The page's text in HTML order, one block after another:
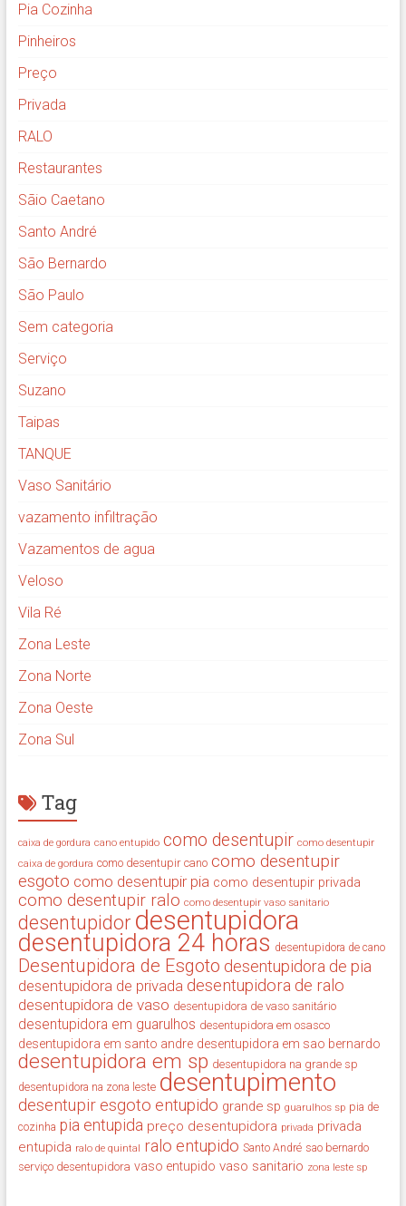
Pia Cozinha
Pinheiros
Preço
Privada
RALO
Restaurantes
Sãio Caetano
Santo André
São Bernardo
São Paulo
Sem categoria
Serviço
Suzano
Taipas
TANQUE
Vaso Sanitário
vazamento infiltração
Vazamentos de agua
Veloso
Vila Ré
Zona Leste
Zona Norte
Zona Oeste
Zona Sul
Tag
caixa de gordura cano entupido como desentupir como desentupir
caixa de gordura como desentupir cano como desentupir
esgoto como desentupir pia como desentupir privada
como desentupir ralo como desentupir vaso sanitario
desentupidor desentupidora
desentupidora 24 horas desentupidora de cano
Desentupidora de Esgoto desentupidora de pia
desentupidora de privada desentupidora de ralo
desentupidora de vaso desentupidora de vaso sanitário
desentupidora em guarulhos desentupidora em osasco
desentupidora em santo andre desentupidora em sao bernardo
desentupidora em sp desentupidora na grande sp
desentupidora na zona leste desentupimento
desentupir esgoto entupido grande sp guarulhos sp pia de
cozinha pia entupida preço desentupidora privada privada
entupida ralo de quintal ralo entupido Santo André sao bernardo
serviço desentupidora vaso entupido vaso sanitario zona leste sp